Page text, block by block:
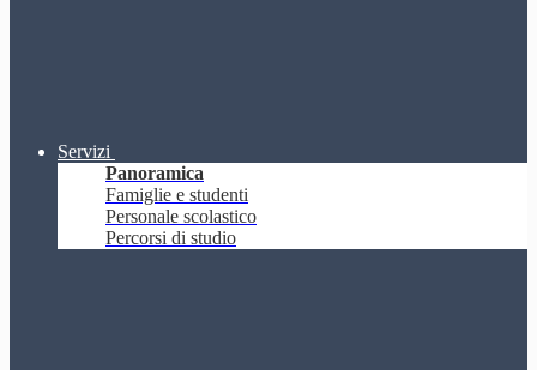
Servizi
Panoramica
Famiglie e studenti
Personale scolastico
Percorsi di studio